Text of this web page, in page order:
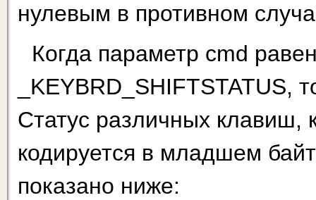
нулевым в противном
Когда параметр cmd
_KEYBRD_SHIFTSTATUS,
Статус различных клавиш,
кодируется в младшем
показано ниже: